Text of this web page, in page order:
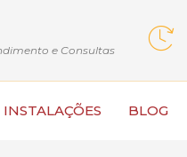
e Consultas
INSTALAÇÕES BLOG